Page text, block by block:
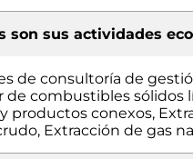
son sus actividades
de consultoría de
de combustibles sólidos
productos conexos,
Extracción de gas